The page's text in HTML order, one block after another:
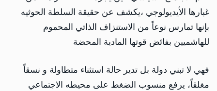
غبارها الأيديولوجي ،يكشف عن حقيقة السلطة الحوثيه
بإنها تمارس نوعاً من الاستنزاف الذاتي المحموم
للهاشميين بفائض قوتها المادية المحضة
فهي لا تبني دولة بل تدير حالة استثناء متطاولة و نسقاً
مغلقاً، يرفع منسوب الضغط على محيطه الاجتماعي